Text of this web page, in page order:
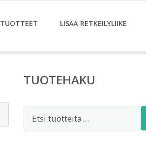
TUOTTEET LISÄÄ RETKEILYLIIKE
TUOTEHAKU